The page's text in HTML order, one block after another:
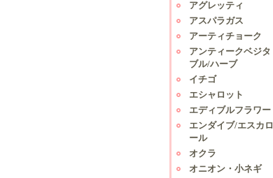
アグレッティ
アスパラガス
アーティチョーク
アンティークベジタ
ブル/ハーブ
イチゴ
エシャロット
エディブルフラワー
エンダイブ/エスカロ
ール
オクラ
オニオン・小ネギ